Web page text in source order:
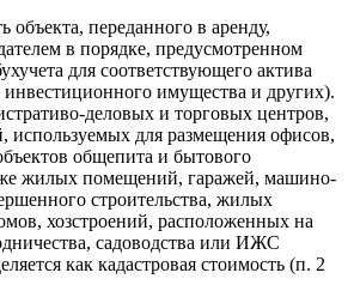
объекта, переданного в аренду,
в порядке, предусмотренном
для соответствующего актива
инвестиционного имущества и других).
деловых и торговых центров,
для размещения офисов,
общепита и бытового
жилых помещений, гаражей, машино-
строительства, жилых
хозстроений, расположенных на
садоводства или ИЖС
как кадастровая стоимость (п. 2